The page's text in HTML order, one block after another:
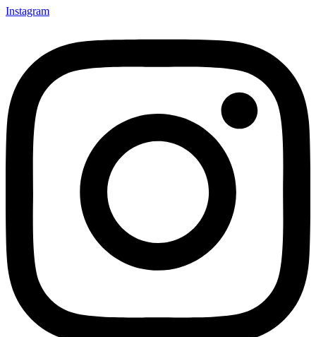
Instagram